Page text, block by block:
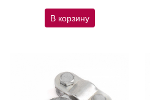
В корзину